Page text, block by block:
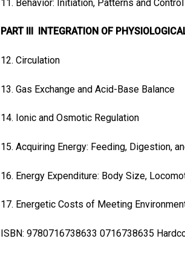
11. Behavior: Initiation, Patterns and Control
PART III INTEGRATION OF
12. Circulation
13. Gas Exchange and Acid-Base Balance
14. Ionic and Osmotic Regulation
15. Acquiring Energy: Feeding, Digestion,
16. Energy Expenditure: Body Size,
17. Energetic Costs of Meeting
ISBN: 9780716738633 0716738635